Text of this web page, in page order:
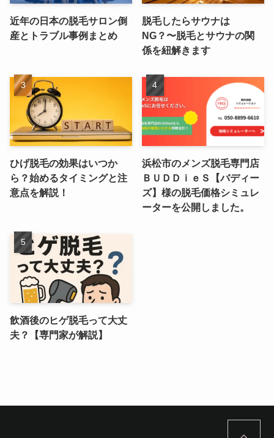
近年の日本の脱毛サロン倒
産とトラブル事例まとめ
脱毛したらサウナは
NG？〜脱毛とサウナの関
係を紐解きます
ひげ脱毛の効果はいつか
ら？始めるタイミングと注
意点を解説！
浜松市のメンズ脱毛専門店
ＢＵＤＤｉｅＳ【バディー
ズ】様の脱毛価格シミュレ
ーターを公開しました。
飲酒後のヒゲ脱毛って大丈
夫？【専門家が解説】